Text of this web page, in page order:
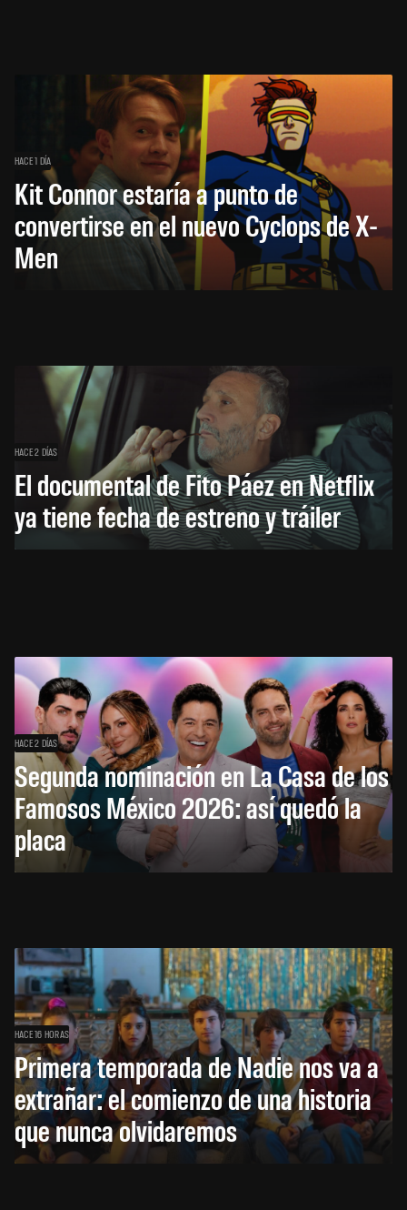
HACE 1 DÍA
Kit Connor estaría a punto de
convertirse en el nuevo Cyclops de X-
Men
HACE 2 DÍAS
El documental de Fito Páez en Netflix
ya tiene fecha de estreno y tráiler
HACE 2 DÍAS
Segunda nominación en La Casa de los
Famosos México 2026: así quedó la
placa
HACE 16 HORAS
Primera temporada de Nadie nos va a
extrañar: el comienzo de una historia
que nunca olvidaremos